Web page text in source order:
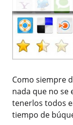
Como siempre
nada que no se
tenerlos todos
tiempo de